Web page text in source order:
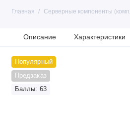
Главная Серверные компоненты
Описание Характеристики
Популярный
Предзаказ
Баллы: 63